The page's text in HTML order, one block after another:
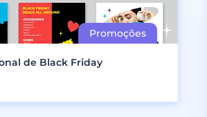
de Black Friday